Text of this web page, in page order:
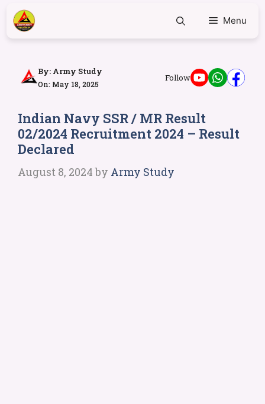
Menu
By: Army Study
On: May 18, 2025
Follow
Indian Navy SSR / MR Result
02/2024 Recruitment 2024 – Result
Declared
August 8, 2024 by Army Study